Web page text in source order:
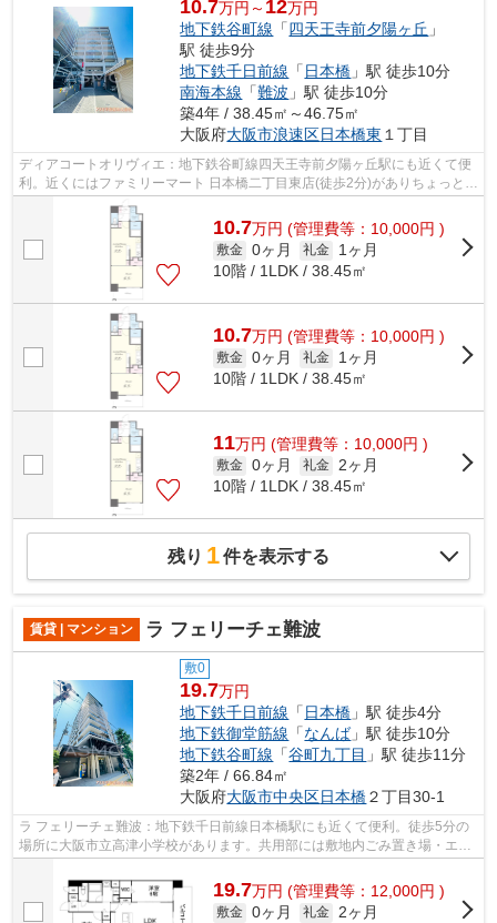
10.7万円～ 12万円
地下鉄谷町線 「四天王寺前夕陽ヶ丘 」
駅 徒歩9分
地下鉄千日前線 「 日本橋 」駅 徒歩10分
南海本線 「難波 」駅 徒歩10分
築4年 / 38.45㎡～46.75㎡
大阪府大阪市浪速区日本橋東 １丁目
ディアコートオリヴィエ：地下鉄谷町線四天王寺前夕陽ヶ丘駅にも近くて便
利。近くにはファミリーマート 日本橋二丁目東店(徒歩2分)がありちょっとし
た買い物に便利です。共用部にはエ...
10.7万円 (管理費等：10,000円 )
敷金 0ヶ月 礼金
1ヶ月
10階 / 1LDK / 38.45㎡
10.7万円 (管理費等：10,000円 )
敷金 0ヶ月 礼金
1ヶ月
10階 / 1LDK / 38.45㎡
11万円 (管理費等：10,000円 )
敷金 0ヶ月 礼金 2ヶ月
10階 / 1LDK / 38.45㎡
残り 1件を表示する
賃貸 | マンション ラ フェリーチェ難波
敷0
19.7万円
地下鉄千日前線 「 日本橋 」駅 徒歩4分
地下鉄御堂筋線 「なんば」駅 徒歩10分
地下鉄谷町線 「谷町九丁目 」駅 徒歩11分
築2年 / 66.84㎡
大阪府大阪市中央区日本橋２丁目30-1
ラ フェリーチェ難波：地下鉄千日前線日本橋駅にも近くて便利。徒歩5分の
場所に大阪市立高津小学校があります。共用部には敷地内ごみ置き場・エレ
ベータなどが揃っております。こちら...
19.7万円 (管理費等：12,000円 )
敷金 0ヶ月 礼金 2ヶ月